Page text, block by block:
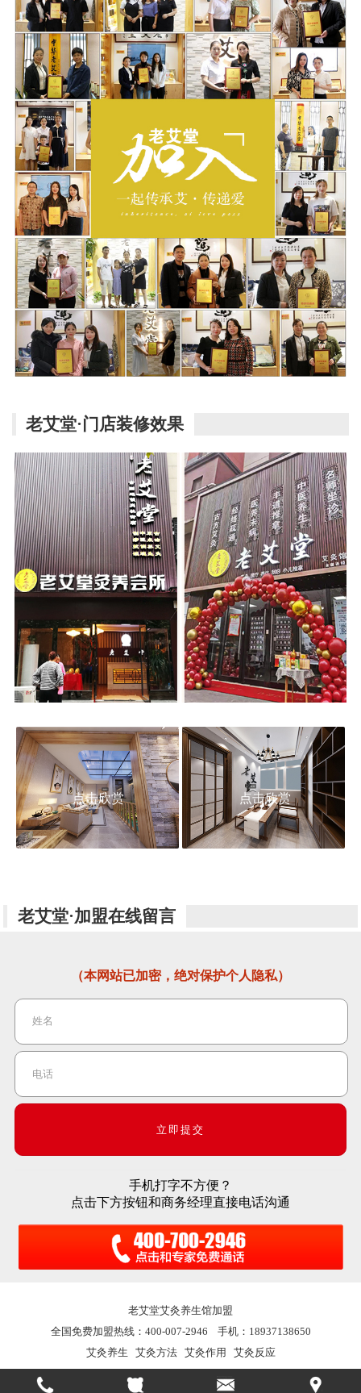
老艾堂·门店装修效果
点击欣赏 点击欣赏
老艾堂·加盟在线留言
（本网站已加密，绝对保护个人隐私）
手机打字不方便？
点击下方按钮和商务经理直接电话沟通
老艾堂艾灸养生馆加盟
全国免费加盟热线：400-007-2946 手机：18937138650
艾灸养生
艾灸方法 艾灸作用 艾灸反应